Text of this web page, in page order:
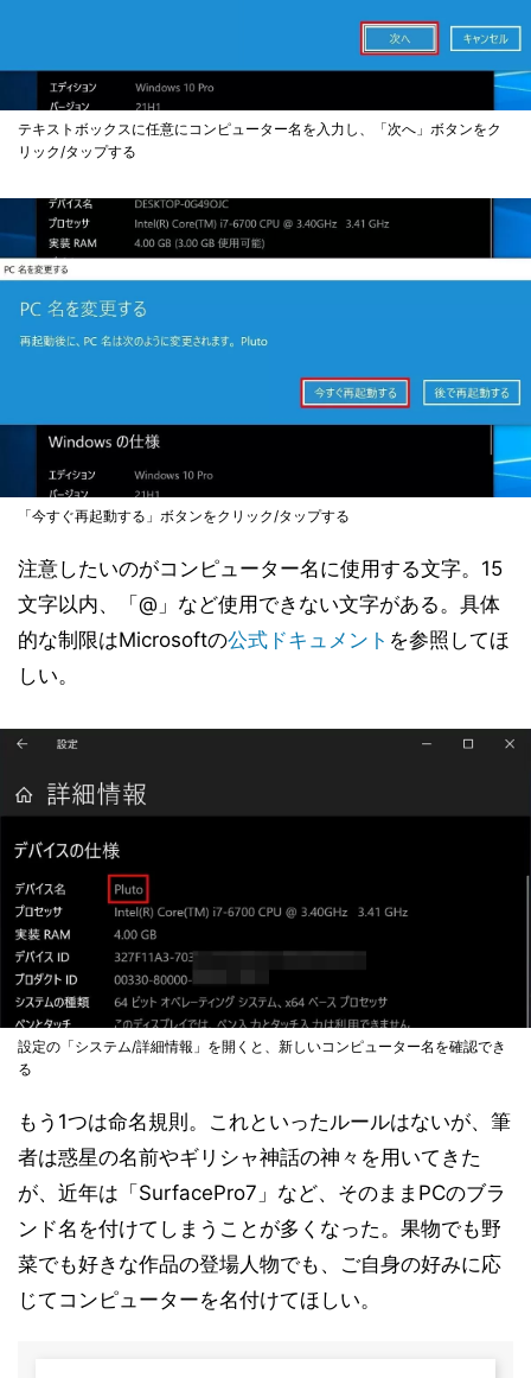
テキストボックスに任意にコンピューター名を入力し、「次へ」ボタンをク
リック/タップする
「今すぐ再起動する」ボタンをクリック/タップする
注意したいのがコンピューター名に使用する文字。15
文字以内、「@」など使用できない文字がある。具体
的な制限はMicrosoftの公式ドキュメント を参照してほ
しい。
設定の「システム/詳細情報」を開くと、新しいコンピューター名を確認でき
る
もう1つは命名規則。これといったルールはないが、筆
者は惑星の名前やギリシャ神話の神々を用いてきた
が、近年は「SurfacePro7」など、そのままPCのブラ
ンド名を付けてしまうことが多くなった。果物でも野
菜でも好きな作品の登場人物でも、ご自身の好みに応
じてコンピューターを名付けてほしい。